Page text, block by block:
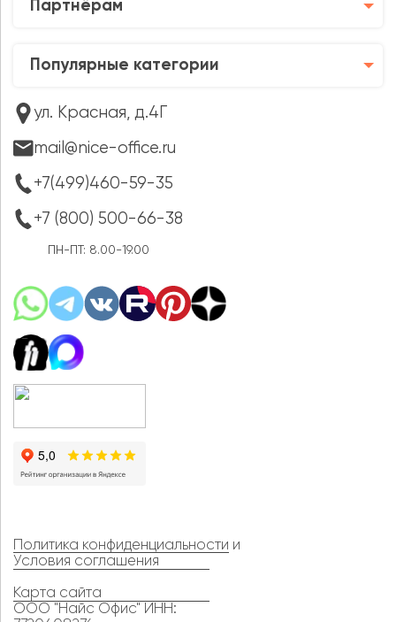
Партнёрам
Популярные категории
ул. Красная, д.4Г
mail@nice-office.ru
+7(499)460-59-35
+7 (800) 500-66-38
ПН-ПТ: 8.00-19.00
Политика конфиденциальности и
Условия соглашения
Карта сайта
ООО "Найс Офис" ИНН: